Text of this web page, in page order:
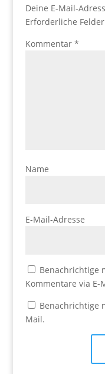
Deine E-Mail-
Erforderliche
Kommentar *
Name
E-Mail-Adresse
Benachrichtige
Kommentare via E-
Benachrichtige
Mail.